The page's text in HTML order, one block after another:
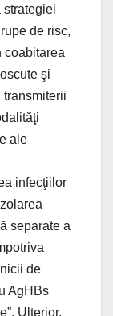
strategiei
de risc,
coabitarea
şi
ale
infecţiilor
separate a
de
AgHBs
Ulterior,